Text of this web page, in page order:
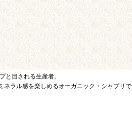
と目される生産者。
ラル感を楽しめるオーガニック・シャブリで